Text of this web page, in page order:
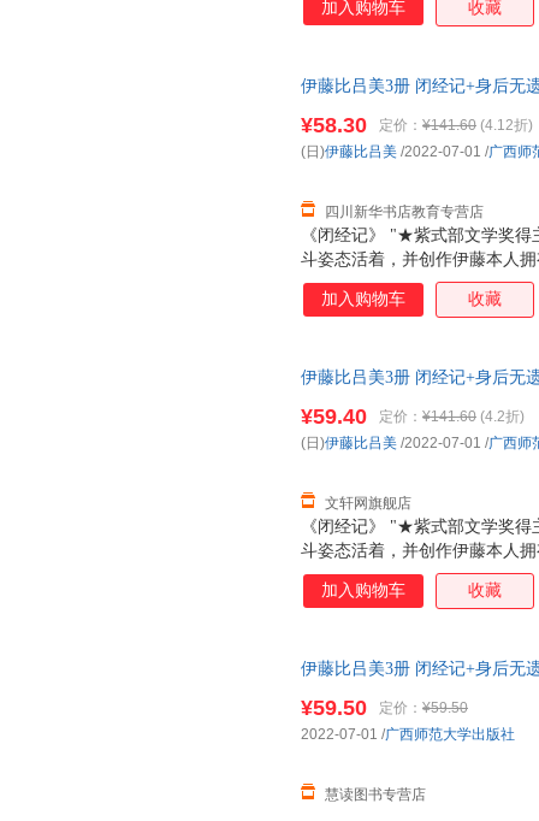
居，有三个女儿都在美国，大
法是冲上去，赌一把，做过，
会变老啊！”伊藤在这本书里写
和诙谐生动的笔触枝蔓到生活
加入购物车 收藏
伊藤比吕美3册 闭经记+身后无
服！
《闭经记》 "★紫式部文学奖
斗姿态活着，并创作伊藤本人
三十五岁患忧郁症，离过婚，
居，有三个女儿都在美国，大
法是冲上去，赌一把，做过，
会变老啊！”伊藤在这本书里写
和诙谐生动的笔触枝蔓到生活
¥58.30 定价： ¥141.60 (4.12折)
四川新华书店教育专营店
(日)伊藤比吕美 /2022-07-01 /广西师
加入购物车 收藏
伊藤比吕美3册 闭经记+身后无
服！
《闭经记》 "★紫式部文学奖
斗姿态活着，并创作伊藤本人
三十五岁患忧郁症，离过婚，
居，有三个女儿都在美国，大
法是冲上去，赌一把，做过，
会变老啊！”伊藤在这本书里写
和诙谐生动的笔触枝蔓到生活
¥59.40 定价： ¥141.60 (4.2折)
文轩网旗舰店
(日)伊藤比吕美 /2022-07-01 /广西师
加入购物车 收藏
伊藤比吕美3册 闭经记+身后无
货
¥59.50 定价： ¥59.50
慧读图书专营店
2022-07-01 /广西师范大学出版社